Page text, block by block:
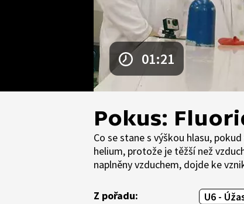
01:21
Pokus:
Co se stane s výškou hlasu,
helium, protože je těžší než
naplněny vzduchem, dojde ke
Z pořadu: U6 -